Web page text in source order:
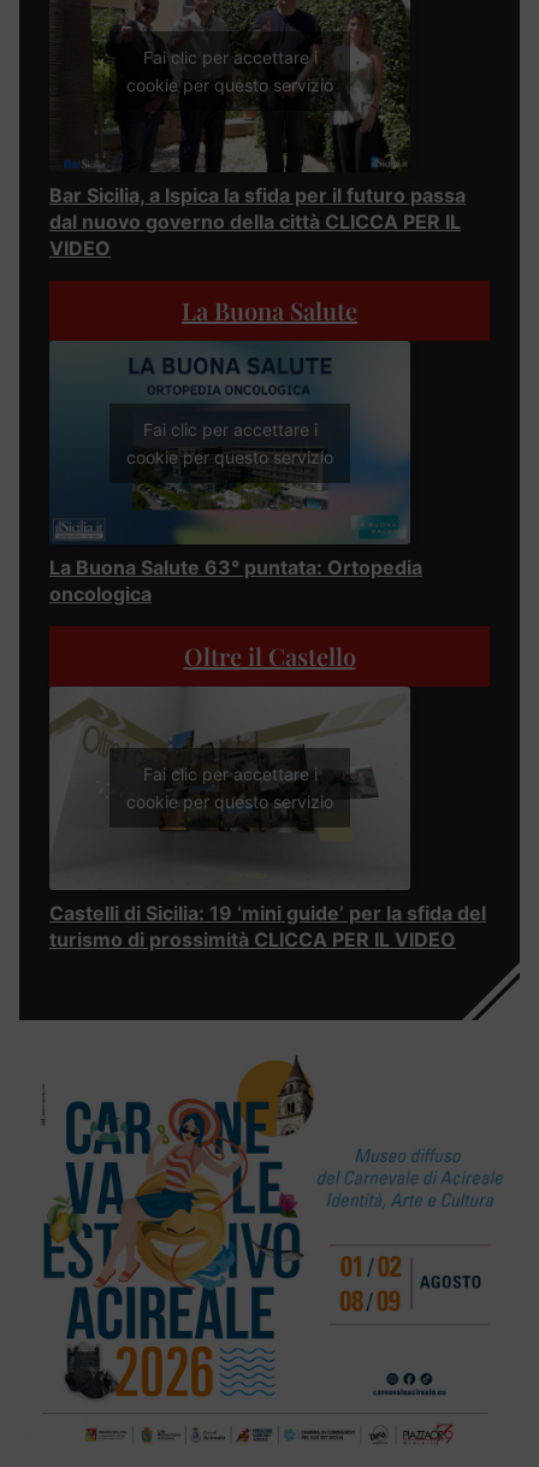
Fai clic per accettare i
cookie per questo servizio
Bar Sicilia, a Ispica la sfida per il futuro passa
dal nuovo governo della città CLICCA PER IL
VIDEO
La Buona Salute
Fai clic per accettare i
cookie per questo servizio
La Buona Salute 63° puntata: Ortopedia
oncologica
Oltre il Castello
Fai clic per accettare i
cookie per questo servizio
Castelli di Sicilia: 19 ‘mini guide’ per la sfida del
turismo di prossimità CLICCA PER IL VIDEO